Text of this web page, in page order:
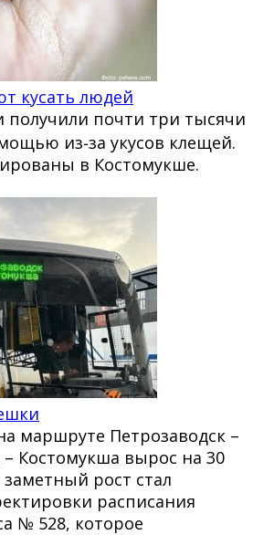
кусать людей
получили почти три тысячи
из‑за укусов клещей.
в Костомукше.
маршруте Петрозаводск –
– Костомукша вырос на 30
рост стал
расписания
№ 528, которое